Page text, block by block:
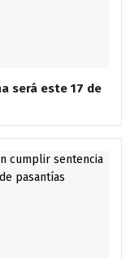
será este 17 de